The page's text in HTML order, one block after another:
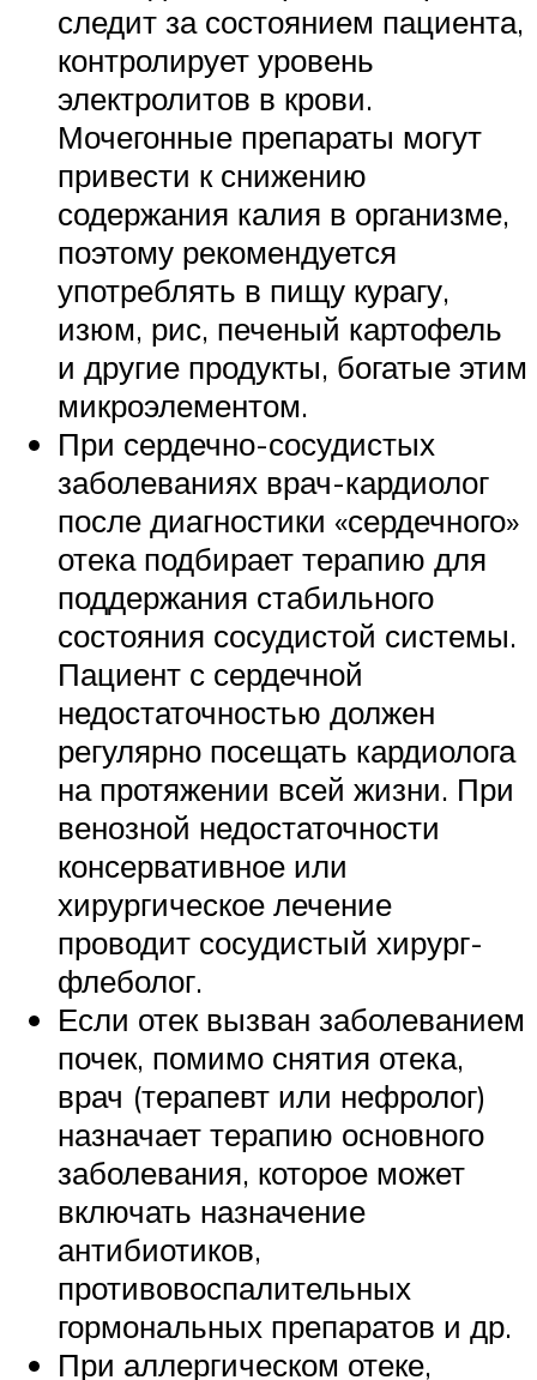
следит за состоянием пациента,
контролирует уровень
электролитов в крови.
Мочегонные препараты могут
привести к снижению
содержания калия в организме,
поэтому рекомендуется
употреблять в пищу курагу,
изюм, рис, печеный картофель
и другие продукты, богатые этим
микроэлементом.
При сердечно-сосудистых
заболеваниях врач-кардиолог
после диагностики «сердечного»
отека подбирает терапию для
поддержания стабильного
состояния сосудистой системы.
Пациент с сердечной
недостаточностью должен
регулярно посещать кардиолога
на протяжении всей жизни. При
венозной недостаточности
консервативное или
хирургическое лечение
проводит сосудистый хирург-
флеболог.
Если отек вызван заболеванием
почек, помимо снятия отека,
врач (терапевт или нефролог)
назначает терапию основного
заболевания, которое может
включать назначение
антибиотиков,
противовоспалительных
гормональных препаратов и др.
При аллергическом отеке,